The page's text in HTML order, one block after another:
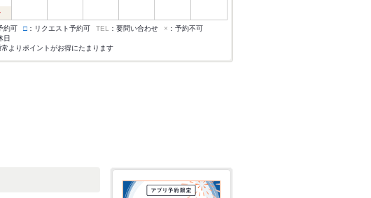
約可 □ ：リクエスト予約可 TEL ：要問い合わせ × ：予約不可
日
常よりポイントがお得にたまります